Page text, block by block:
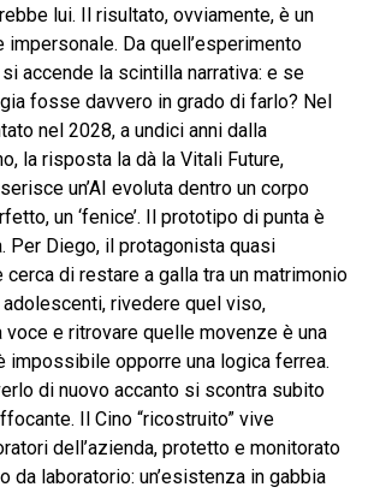
lui. Il risultato, ovviamente, è un
Da quell’esperimento
accende la scintilla narrativa: e se
fosse davvero in grado di farlo? Nel
nel 2028, a undici anni dalla
la risposta la dà la Vitali Future,
un’AI evoluta dentro un corpo
un ‘fenice’. Il prototipo di punta è
Per Diego, il protagonista quasi
cerca di restare a galla tra un matrimonio
rivedere quel viso,
e ritrovare quelle movenze è una
impossibile opporre una logica ferrea.
di nuovo accanto si scontra subito
Il Cino “ricostruito” vive
dell’azienda, protetto e monitorato
da laboratorio: un’esistenza in gabbia